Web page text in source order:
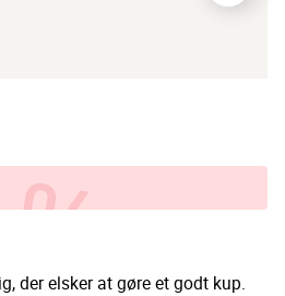
der elsker at gøre et godt kup.